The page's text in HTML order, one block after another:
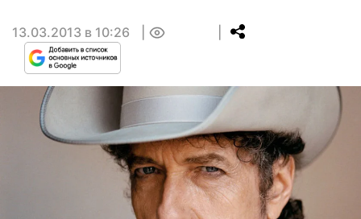
13.03.2013 в 10:26